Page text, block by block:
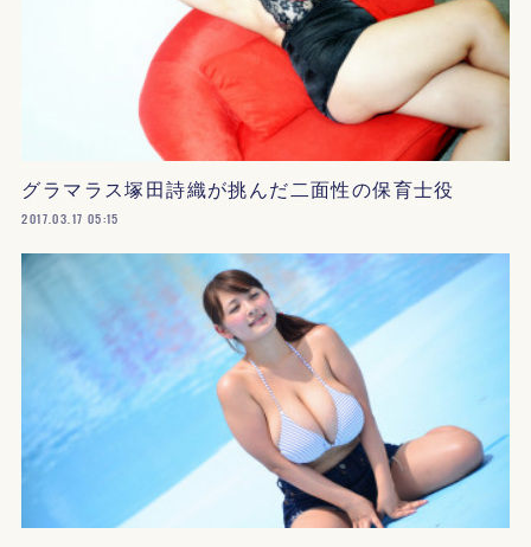
グラマラス塚田詩織が挑んだ二面性の保育士役
2017.03.17 05:15